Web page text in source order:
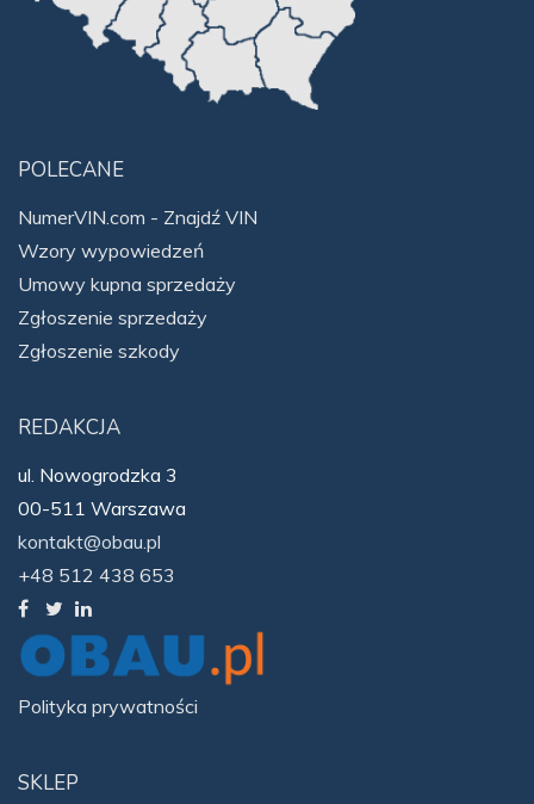
SKLEP
POLECANE
NumerVIN.com - Znajdź VIN
Wzory wypowiedzeń
Umowy kupna sprzedaży
Zgłoszenie sprzedaży
Zgłoszenie szkody
REDAKCJA
ul. Nowogrodzka 3
00-511 Warszawa
kontakt@obau.pl
+48 512 438 653
Polityka prywatności